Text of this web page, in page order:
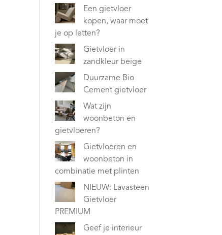
Een gietvloer
kopen, waar moet
je op letten?
Gietvloer in
zandkleur beige
Duurzame Bio
Cement gietvloer
Wat zijn
woonbeton en
gietvloeren?
Gietvloeren en
woonbeton in
combinatie met plinten
NIEUW: Lavasteen
Gietvloer
PREMIUM
Geef je interieur